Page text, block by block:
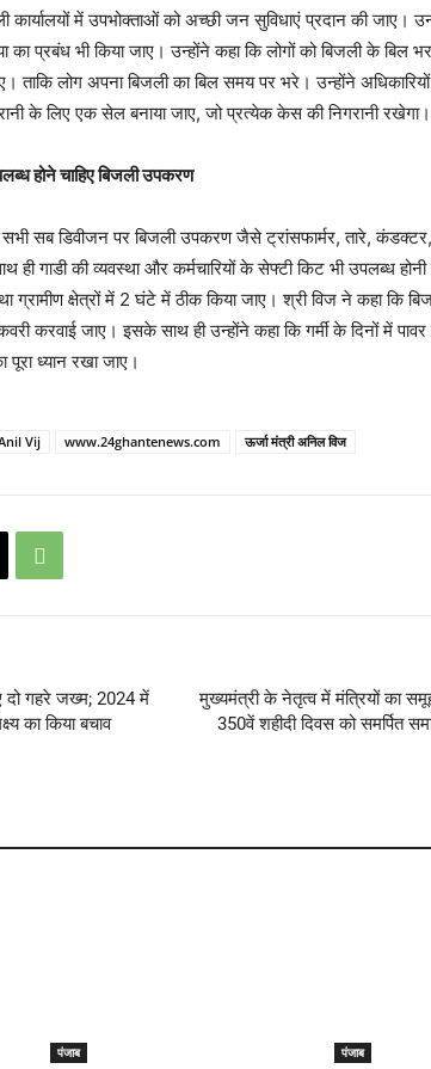
कार्यालयों में उपभोक्ताओं को अच्छी जन सुविधाएं प्रदान की
का प्रबंध भी किया जाए। उन्होंने कहा कि लोगों को बिजली के बिल
लोग अपना बिजली का बिल समय पर भरे। उन्होंने अधिकारियों
के लिए एक सेल बनाया जाए, जो प्रत्येक केस की निगरानी रखेगा।
होने चाहिए बिजली उपकरण
सभी सब डिवीजन पर बिजली उपकरण जैसे ट्रांसफार्मर, तारे, कंडक्टर,
ही गाडी की व्यवस्था और कर्मचारियों के सेफ्टी किट भी उपलब्ध
ग्रामीण क्षेत्रों में 2 घंटे में ठीक किया जाए। श्री विज ने कहा कि
करवाई जाए। इसके साथ ही उन्होंने कहा कि गर्मी के दिनों में
पूरा ध्यान रखा जाए।
Vij www.24ghantenews.com ऊर्जा मंत्री अनिल विज
दो गहरे जख्म; 2024 में
का किया बचाव
मुख्यमंत्री के नेतृत्व में मंत्रियों का
350वें शहीदी दिवस को समर्पित
पंजाब पंजाब